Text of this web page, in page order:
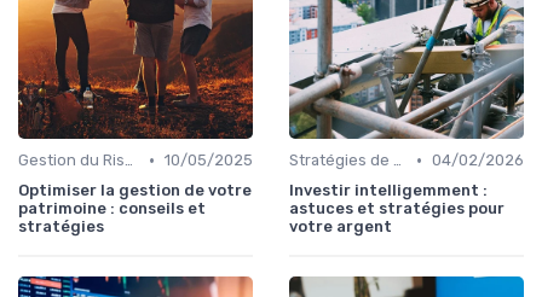
Gestion du Risque Financier • 10/05/2025
Optimiser la gestion de votre
patrimoine : conseils et
stratégies
Stratégies de Trading • 04/02/2026
Investir intelligemment :
astuces et stratégies pour
votre argent